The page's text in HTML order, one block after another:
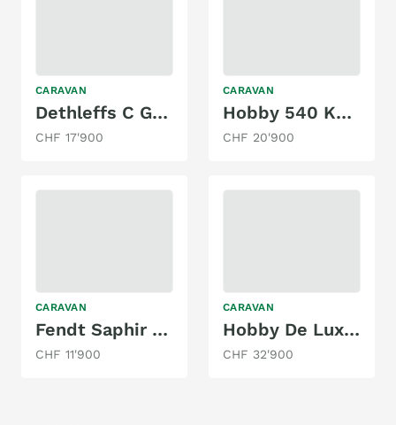
CARAVAN
Dethleffs C Go 475 EL
CHF 17'900
CARAVAN
Hobby 540 KMFe
CHF 20'900
CARAVAN
Fendt Saphir Style 470
CHF 11'900
CARAVAN
Hobby De Luxe 515 UHL
CHF 32'900